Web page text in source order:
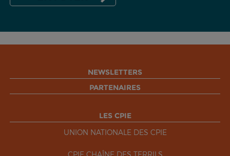
NEWSLETTERS
PARTENAIRES
LES CPIE
UNION NATIONALE DES CPIE